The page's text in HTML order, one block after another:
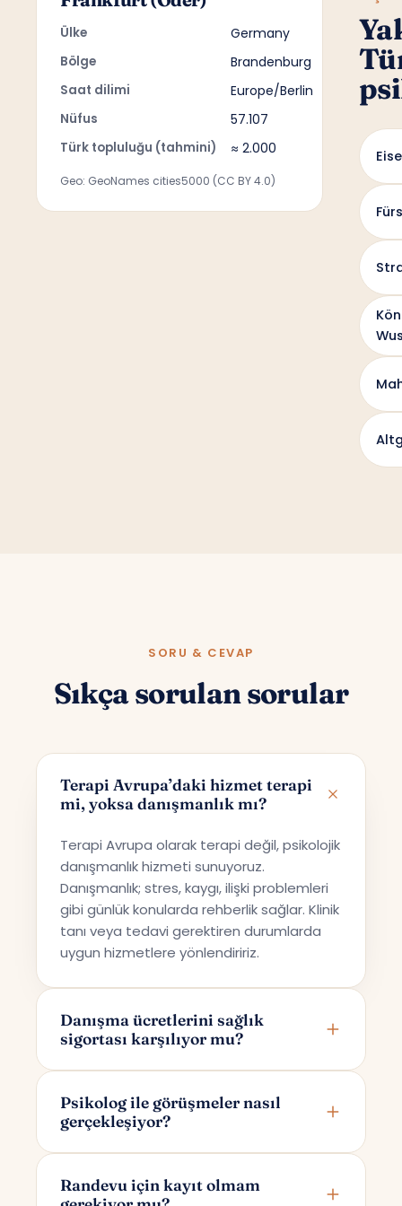
Ülke Germany
Bölge Brandenburg
Saat dilimi Europe/Berlin
Nüfus 57.107
Türk topluluğu (tahmini) ≈ 2.000
Geo: GeoNames cities5000 (CC BY 4.0)
SORU & CEVAP
Sıkça sorulan sorular
Terapi Avrupa’daki hizmet terapi
mi, yoksa danışmanlık mı?
Terapi Avrupa olarak terapi değil, psikolojik
danışmanlık hizmeti sunuyoruz.
Danışmanlık; stres, kaygı, ilişki problemleri
gibi günlük konularda rehberlik sağlar. Klinik
tanı veya tedavi gerektiren durumlarda
uygun hizmetlere yönlendiririz.
Danışma ücretlerini sağlık
sigortası karşılıyor mu?
sunmaktadır; bu nedenle ücretler sağlık
sigortaları tarafından karşılanmamaktadır.
Psikolog ile görüşmeler nasıl
gerçekleşiyor?
üzerinden yapılır. Randevunuzu
Randevu için kayıt olmam